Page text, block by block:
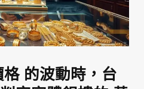
的波動時，台